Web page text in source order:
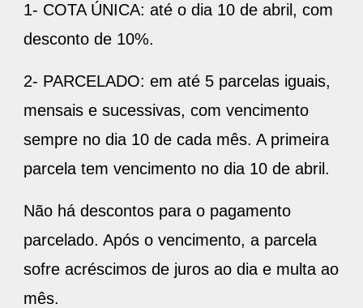
1- COTA ÚNICA: até o dia 10 de abril, com
desconto de 10%.
2- PARCELADO: em até 5 parcelas iguais,
mensais e sucessivas, com vencimento
sempre no dia 10 de cada mês. A primeira
parcela tem vencimento no dia 10 de abril.
Não há descontos para o pagamento
parcelado. Após o vencimento, a parcela
sofre acréscimos de juros ao dia e multa ao
mês.